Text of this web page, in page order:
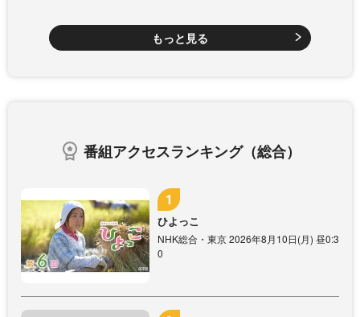
もっと見る
番組アクセスランキング（総合）
ひよっこ
NHK総合・東京 2026年8月10日(月) 昼0:3
0